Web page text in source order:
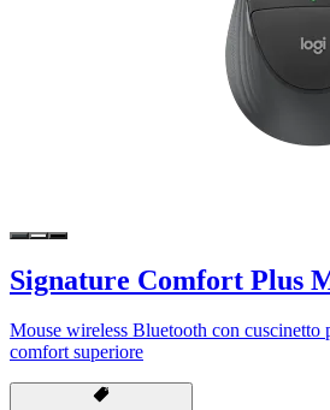
Signature Comfort Plus
Mouse wireless Bluetooth con cuscinetto
comfort superiore